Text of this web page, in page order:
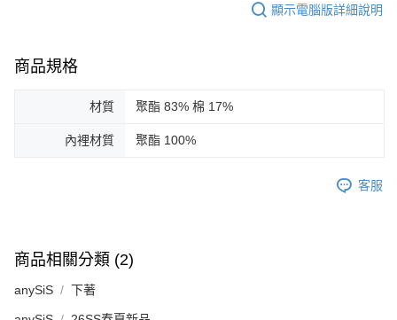
顯示電腦版詳細說明
商品規格
材質 聚酯 83% 棉 17%
內裡材質 聚酯 100%
客服
商品相關分類 (2)
anySiS 下著